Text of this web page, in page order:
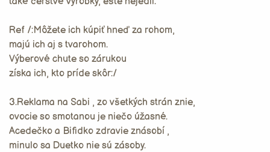
Ref /:Môžete ich kúpiť hneď za rohom,
majú ich aj s tvarohom.
Výberové chute so zárukou
získa ich, kto príde skôr:/
3.Reklama na Sabi , zo všetkých strán znie,
ovocie so smotanou je niečo úžasné.
Acedečko a Bifidko zdravie znásobí ,
minulo sa Duetko nie sú zásoby.